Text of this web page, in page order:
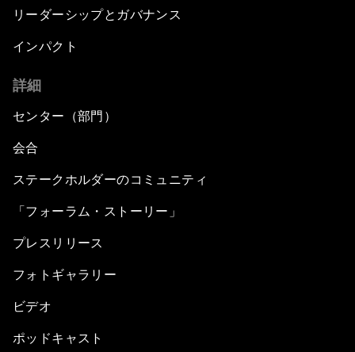
リーダーシップとガバナンス
インパクト
詳細
センター（部門）
会合
ステークホルダーのコミュニティ
「フォーラム・ストーリー」
プレスリリース
フォトギャラリー
ビデオ
ポッドキャスト